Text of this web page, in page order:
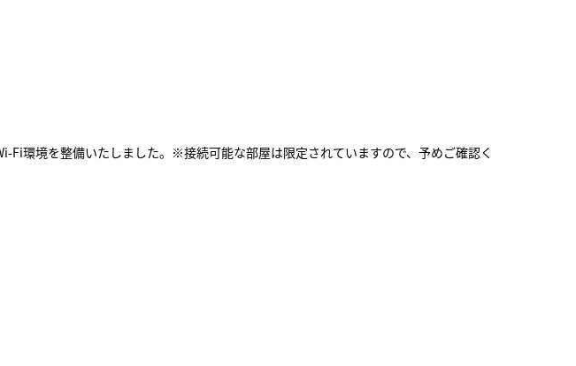
環境を整備いたしました。※接続可能な部屋は限定されていますので、予めご確認く